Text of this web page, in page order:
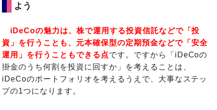
よう
iDeCoの魅力は、株で運用する投資信託などで「投
資」を行うことも、元本確保型の定期預金などで「安全
運用」を行うこともできる点です。ですから「iDeCoの
掛金のうち何割を投資に回すか」を考えることは、
iDeCoのポートフォリオを考えるうえで、大事なステッ
プの1つになります。